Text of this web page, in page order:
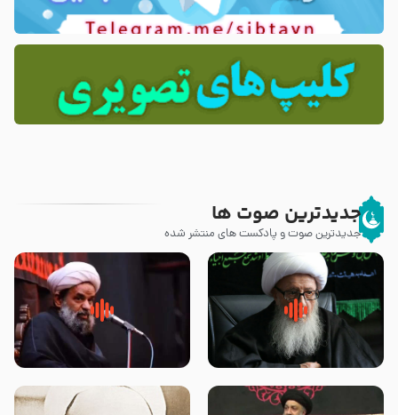
جدیدترین صوت ها
جدیدترین صوت و پادکست های منتشر شده
زوّار اربعین امام حسین (علیه
السلام) با این اشتیاق به زیارت
روضه جانسوز پاره های جگر امام
حسن مجتبی علیه السلام-حجت